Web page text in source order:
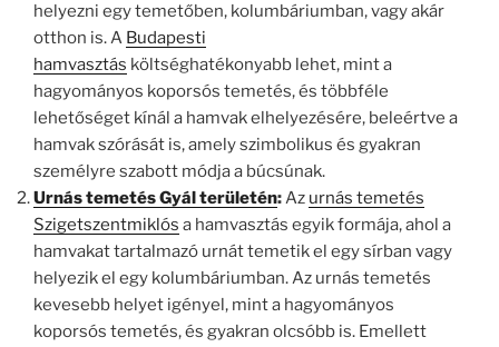
helyezni egy temetőben, kolumbáriumban, vagy akár
otthon is. A Budapesti
hamvasztás költséghatékonyabb lehet, mint a
hagyományos koporsós temetés, és többféle
lehetőséget kínál a hamvak elhelyezésére, beleértve a
hamvak szórását is, amely szimbolikus és gyakran
személyre szabott módja a búcsúnak.
Urnás temetés Gyál területén:Az urnás temetés
Szigetszentmiklós a hamvasztás egyik formája, ahol a
hamvakat tartalmazó urnát temetik el egy sírban vagy
helyezik el egy kolumbáriumban. Az urnás temetés
kevesebb helyet igényel, mint a hagyományos
koporsós temetés, és gyakran olcsóbb is. Emellett